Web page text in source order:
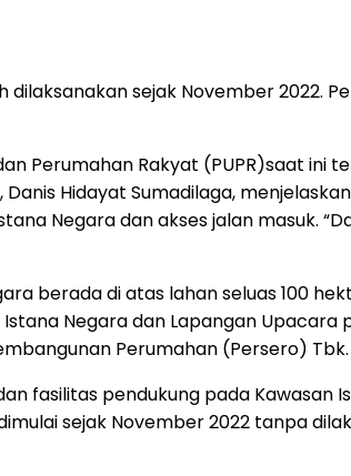
dilaksanakan sejak November
Perumahan Rakyat (PUPR)saat
Hidayat Sumadilaga,
Negara dan akses jalan masuk.
berada di atas lahan seluas 100
Negara dan Lapangan Upacara
Perumahan (Persero) Tbk.
fasilitas pendukung pada Kawasan
sejak November 2022 tanpa